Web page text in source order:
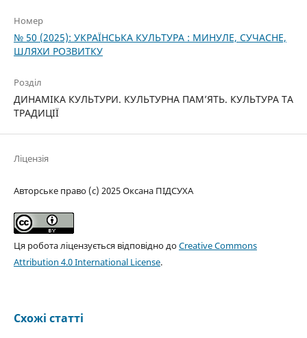
Номер
№ 50 (2025): УКРАЇНСЬКА КУЛЬТУРА : МИНУЛЕ, СУЧАСНЕ,
ШЛЯХИ РОЗВИТКУ
Розділ
ДИНАМІКА КУЛЬТУРИ. КУЛЬТУРНА ПАМ’ЯТЬ. КУЛЬТУРА ТА
ТРАДИЦІЇ
Ліцензія
Авторське право (c) 2025 Оксана ПІДСУХА
Ця робота ліцензується відповідно доCreative Commons
Attribution 4.0 International License.
Схожі статті